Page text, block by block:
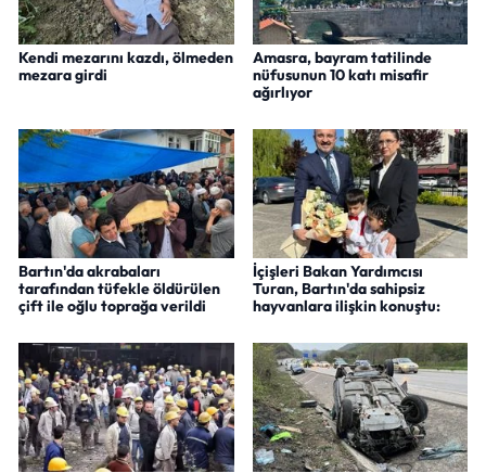
Kendi mezarını kazdı, ölmeden
mezara girdi
Amasra, bayram tatilinde
nüfusunun 10 katı misafir
ağırlıyor
Bartın'da akrabaları
tarafından tüfekle öldürülen
çift ile oğlu toprağa verildi
İçişleri Bakan Yardımcısı
Turan, Bartın'da sahipsiz
hayvanlara ilişkin konuştu: